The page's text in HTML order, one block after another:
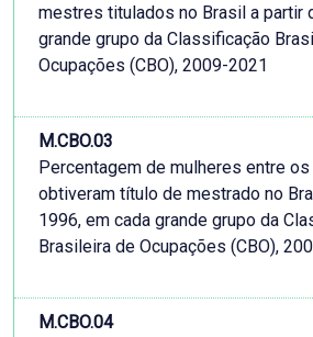
mestres titulados no Brasil a partir
grande grupo da Classificação
Ocupações (CBO), 2009-2021
M.CBO.03
Percentagem de mulheres entre
obtiveram título de mestrado no
1996, em cada grande grupo da
Brasileira de Ocupações (CBO),
M.CBO.04